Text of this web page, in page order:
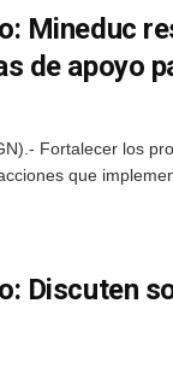
Mineduc
de apoyo
Fortalecer los
que
Discuten